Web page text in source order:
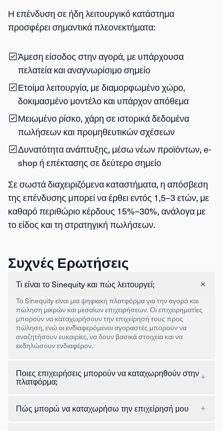
Η επένδυση σε ήδη λειτουργικό κατάστημα
προσφέρει σημαντικά πλεονεκτήματα:
Άμεση είσοδος στην αγορά, με υπάρχουσα
πελατεία και αναγνωρίσιμο σημείο
Ετοίμα λειτουργία, με διαμορφωμένο χώρο,
δοκιμασμένο μοντέλο και υπάρχον απόθεμα
Μειωμένο ρίσκο, χάρη σε ιστορικά δεδομένα
πωλήσεων και προμηθευτικών σχέσεων
Δυνατότητα ανάπτυξης, μέσω νέων προϊόντων, e-
shop ή επέκτασης σε δεύτερο σημείο
Σε σωστά διαχειριζόμενα καταστήματα, η απόσβεση
της επένδυσης μπορεί να έρθει εντός 1,5–3 ετών, με
καθαρό περιθώριο κέρδους 15%–30%, ανάλογα με
το είδος και τη στρατηγική πωλήσεων.
Συχνές Ερωτήσεις
Τι είναι το Sinequity και πώς λειτουργεί;
Το Sinequity είναι μια ψηφιακή πλατφόρμα για την αγορά και
πώληση μικρών και μεσαίων επιχειρήσεων. Οι επιχειρηματίες
μπορούν να καταχωρήσουν την επιχείρησή τους προς
πώληση, ενώ οι ενδιαφερόμενοι αγοραστές μπορούν να
αναζητήσουν ευκαιρίες, να δουν βασικά στοιχεία και να
εκδηλώσουν ενδιαφέρον.
Ποιες επιχειρήσεις μπορούν να καταχωρηθούν στην
πλατφόρμα;
Πώς μπορώ να καταχωρήσω την επιχείρησή μου